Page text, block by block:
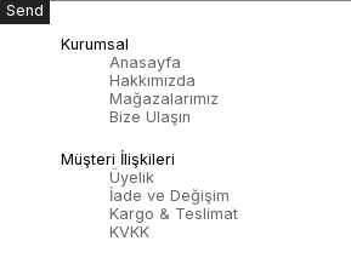
Send
Kurumsal
Anasayfa
Hakkımızda
Mağazalarımız
Bize Ulaşın
Müşteri İlişkileri
Üyelik
İade ve Değişim
Kargo & Teslimat
KVKK